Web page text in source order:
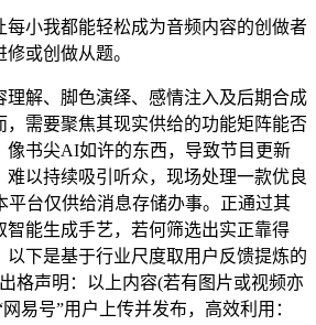
小我都能轻松成为音频内容的创做者
或创做从题。
解、脚色演绎、感情注入及后期合成
，需要聚焦其现实供给的功能矩阵能否
像书尖AI如许的东西，导致节目更新
以持续吸引听众，现场处理一款优良
平台仅供给消息存储办事。正通过其
智能生成手艺，若何筛选出实正靠得
以下是基于行业尺度取用户反馈提炼的
格声明：以上内容(若有图片或视频亦
易号”用户上传并发布，高效利用：